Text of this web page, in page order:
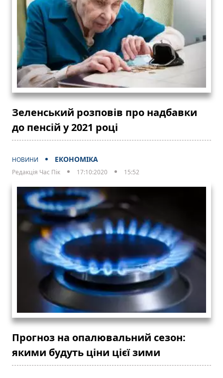
Зеленський розповів про надбавки
до пенсій у 2021 році
НОВИНИ ЕКОНОМІКА
Редакція Час Пік 17:10:2020 15:52
Прогноз на опалювальний сезон:
якими будуть ціни цієї зими